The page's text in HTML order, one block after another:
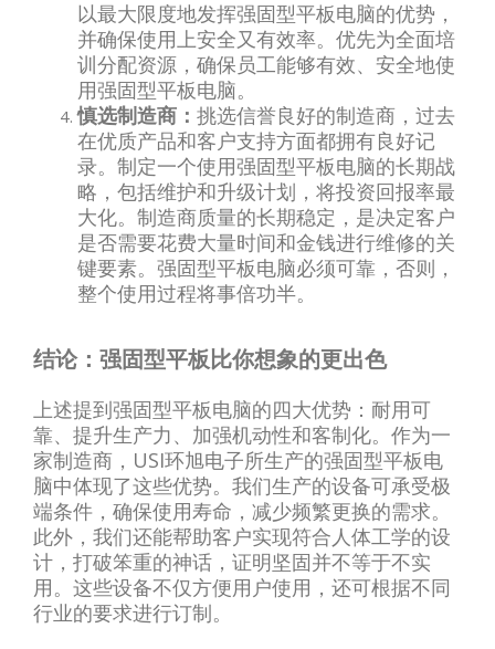
以最大限度地发挥强固型平板电脑的优势，
并确保使用上安全又有效率。优先为全面培
训分配资源，确保员工能够有效、安全地使
用强固型平板电脑。
慎选制造商： 挑选信誉良好的制造商，过去
在优质产品和客户支持方面都拥有良好记
录。制定一个使用强固型平板电脑的长期战
略，包括维护和升级计划，将投资回报率最
大化。制造商质量的长期稳定，是决定客户
是否需要花费大量时间和金钱进行维修的关
键要素。强固型平板电脑必须可靠，否则，
整个使用过程将事倍功半。
结论：强固型平板比你想象的更出色
上述提到强固型平板电脑的四大优势：耐用可
靠、提升生产力、加强机动性和客制化。作为一
家制造商，USI环旭电子所生产的强固型平板电
脑中体现了这些优势。我们生产的设备可承受极
端条件，确保使用寿命，减少频繁更换的需求。
此外，我们还能帮助客户实现符合人体工学的设
计，打破笨重的神话，证明坚固并不等于不实
用。这些设备不仅方便用户使用，还可根据不同
行业的要求进行订制。